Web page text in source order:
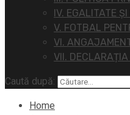
IV. EGALITATE
V. FOTBAL
VI.
VII.
Caută după:
Home